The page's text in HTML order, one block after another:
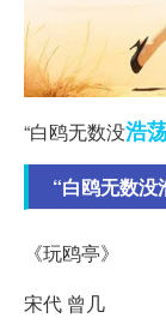
“白鸥无数没浩
“白鸥无数没
《玩鸥亭》
宋代 曾几